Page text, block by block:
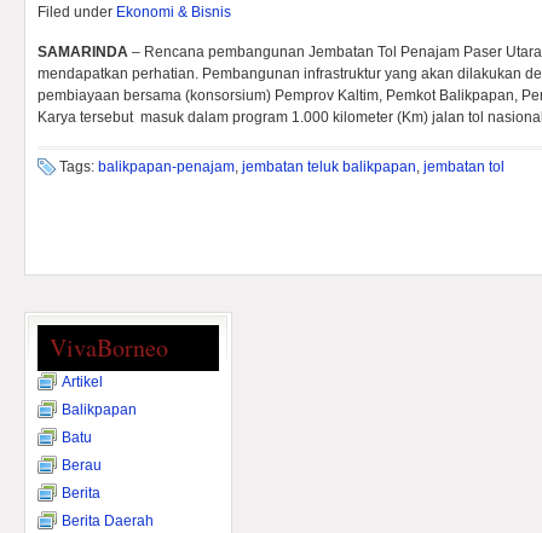
Filed under Ekonomi & Bisnis
SAMARINDA – Rencana pembangunan Jembatan Tol Penajam Paser
mendapatkan perhatian. Pembangunan infrastruktur yang akan dilakukan
pembiayaan bersama (konsorsium) Pemprov Kaltim, Pemkot Balikpapan,
Karya tersebut masuk dalam program 1.000 kilometer (Km) jalan tol
Tags: balikpapan-penajam, jembatan teluk balikpapan, jembatan tol
VivaBorneo
Artikel
Balikpapan
Batu
Berau
Berita
Berita Daerah